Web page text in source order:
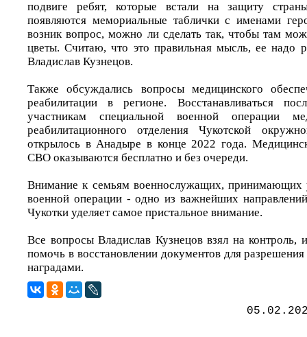
подвиге ребят, которые встали на защиту
появляются мемориальные таблички с именами
возник вопрос, можно ли сделать так, чтобы там
цветы. Считаю, что это правильная мысль, ее надо
Владислав Кузнецов.
Также обсуждались вопросы медицинского
реабилитации в регионе. Восстанавливаться
участникам специальной военной операции
реабилитационного отделения Чукотской
открылось в Анадыре в конце 2022 года.
СВО оказываются бесплатно и без очереди.
Внимание к семьям военнослужащих, принимающих
военной операции - одно из важнейших
Чукотки уделяет самое пристальное внимание.
Все вопросы Владислав Кузнецов взял на контроль,
помочь в восстановлении документов для
наградами.